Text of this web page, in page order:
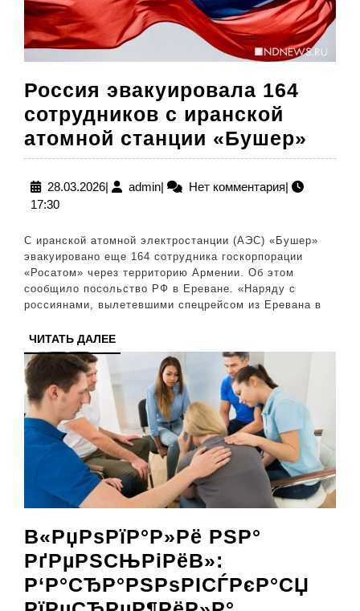
Россия эвакуировала 164
сотрудников с иранской
атомной станции «Бушер»
с
28.03.202628.03.2026
| adminadmin
| Нет комментария|
17:30
С иранской атомной электростанции (АЭС) «Бушер»
эвакуировано еще 164 сотрудника госкорпорации
«Росатом» через территорию Армении. Об этом
сообщило посольство РФ в Ереване. «Наряду с
россиянами, вылетевшими спецрейсом из Еревана в
ЧИТАТЬ ДАЛЕЕЧИТАТЬ
ДАЛЕЕ
В«РџРѕРїР°Р»Рё РЅР°
РґРµРЅСЊРіРёВ»:
Р‘Р°СЂР°РЅРѕРІСЃРєР°СЏ